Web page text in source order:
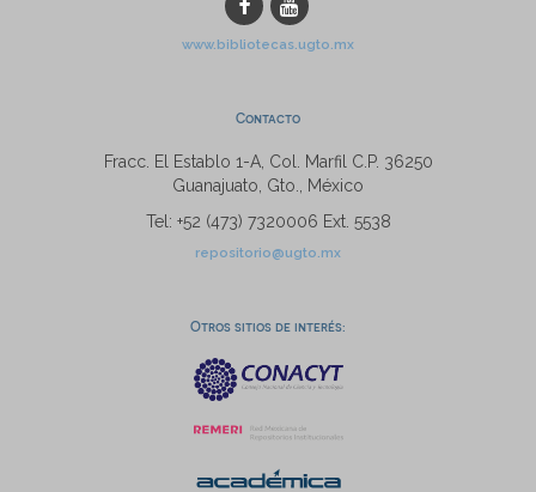
www.bibliotecas.ugto.mx
Contacto
Fracc. El Establo 1-A, Col. Marfil C.P. 36250
Guanajuato, Gto., México
Tel: +52 (473) 7320006 Ext. 5538
repositorio@ugto.mx
Otros sitios de interés: